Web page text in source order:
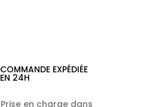
COMMANDE EXPÉDIÉE
EN 24H
Prise en charge dans